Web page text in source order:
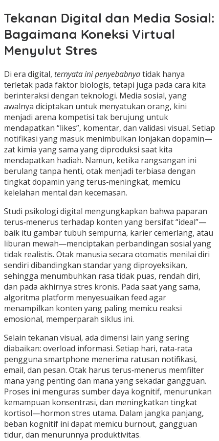
Tekanan Digital dan Media Sosial:
Bagaimana Koneksi Virtual
Menyulut Stres
Di era digital, ternyata ini penyebabnyatidak hanya
terletak pada faktor biologis, tetapi juga pada cara kita
berinteraksi dengan teknologi. Media sosial, yang
awalnya diciptakan untuk menyatukan orang, kini
menjadi arena kompetisi tak berujung untuk
mendapatkan “likes”, komentar, dan validasi visual. Setiap
notifikasi yang masuk menimbulkan lonjakan dopamin—
zat kimia yang sama yang diproduksi saat kita
mendapatkan hadiah. Namun, ketika rangsangan ini
berulang tanpa henti, otak menjadi terbiasa dengan
tingkat dopamin yang terus‑meningkat, memicu
kelelahan mental dan kecemasan.
Studi psikologi digital mengungkapkan bahwa paparan
terus‑menerus terhadap konten yang bersifat “ideal”—
baik itu gambar tubuh sempurna, karier cemerlang, atau
liburan mewah—menciptakan perbandingan sosial yang
tidak realistis. Otak manusia secara otomatis menilai diri
sendiri dibandingkan standar yang diproyeksikan,
sehingga menumbuhkan rasa tidak puas, rendah diri,
dan pada akhirnya stres kronis. Pada saat yang sama,
algoritma platform menyesuaikan feed agar
menampilkan konten yang paling memicu reaksi
emosional, memperparah siklus ini.
Selain tekanan visual, ada dimensi lain yang sering
diabaikan: overload informasi. Setiap hari, rata‑rata
pengguna smartphone menerima ratusan notifikasi,
email, dan pesan. Otak harus terus‑menerus memfilter
mana yang penting dan mana yang sekadar gangguan.
Proses ini menguras sumber daya kognitif, menurunkan
kemampuan konsentrasi, dan meningkatkan tingkat
kortisol—hormon stres utama. Dalam jangka panjang,
beban kognitif ini dapat memicu burnout, gangguan
tidur, dan menurunnya produktivitas.